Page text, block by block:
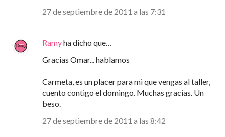
27 de septiembre de 2011 a las 7:31
Ramyha dicho que…
Gracias Omar... hablamos
Carmeta, es un placer para mi que vengas al taller,
cuento contigo el domingo. Muchas gracias. Un
beso.
27 de septiembre de 2011 a las 8:42